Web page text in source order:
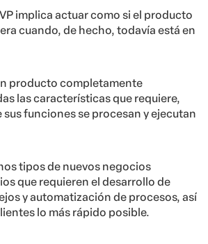
implica actuar como si el producto
cuando, de hecho, todavía está en
producto completamente
las características que requiere,
sus funciones se procesan y ejecutan
tipos de nuevos negocios
que requieren el desarrollo de
y automatización de procesos, así
lo más rápido posible.